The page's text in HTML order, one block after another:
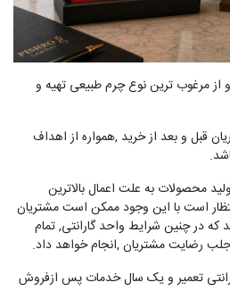
مرغوب ترین نوع چرم طبیعی تهیه و
قبل و بعد از خرید ,همواره از اهداف
محصولات به علت اعمال بالاترین
است با این وجود ممکن است مشتریان
که در چنین شرایط واحد گارانتی, تمام
رضایت مشتریان ,انجام خواهد داد.
دارای 6 ماه گارانتی تعمیر و یک سال خدمات پس ازفروش